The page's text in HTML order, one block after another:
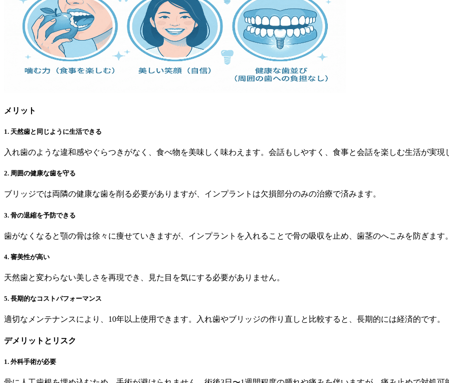
メリット
1. 天然歯と同じように生活できる
入れ歯のような違和感やぐらつきがなく、食べ物を美味しく味わえます。会話もしやすく、食事と会話を楽しむ生活が実現
2. 周囲の健康な歯を守る
ブリッジでは両隣の健康な歯を削る必要がありますが、インプラントは欠損部分のみの治療で済みます。
3. 骨の退縮を予防できる
歯がなくなると顎の骨は徐々に痩せていきますが、インプラントを入れることで骨の吸収を止め、歯茎のへこみを防ぎます
4. 審美性が高い
天然歯と変わらない美しさを再現でき、見た目を気にする必要がありません。
5. 長期的なコストパフォーマンス
適切なメンテナンスにより、10年以上使用できます。入れ歯やブリッジの作り直しと比較すると、長期的には経済的です。
デメリットとリスク
1. 外科手術が必要